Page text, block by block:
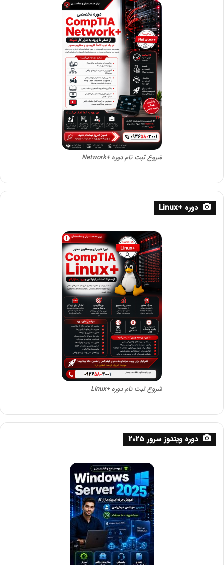
شروع ثبت نام دوره +Network
دوره +Linux
شروع ثبت نام دوره +Linux
دوره ویندوز سرور 2025